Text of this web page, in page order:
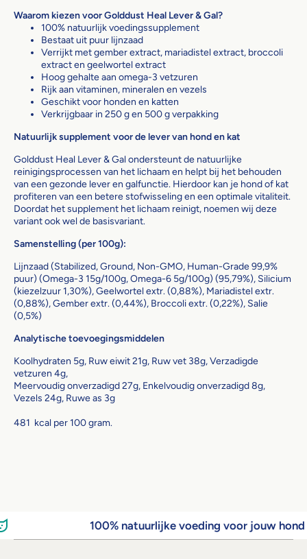
Waarom kiezen voor Golddust Heal Lever & Gal?
100% natuurlijk voedingssupplement
Bestaat uit puur lijnzaad
Verrijkt met gember extract, mariadistel extract, broccoli
extract en geelwortel extract
Hoog gehalte aan omega-3 vetzuren
Rijk aan vitaminen, mineralen en vezels
Geschikt voor honden en katten
Verkrijgbaar in 250 g en 500 g verpakking
Natuurlijk supplement voor de lever van hond en kat
Golddust Heal Lever & Gal ondersteunt de natuurlijke
reinigingsprocessen van het lichaam en helpt bij het behouden
van een gezonde lever en galfunctie. Hierdoor kan je hond of kat
profiteren van een betere stofwisseling en een optimale vitaliteit.
Doordat het supplement het lichaam reinigt, noemen wij deze
variant ook wel de basisvariant.
Samenstelling (per 100g):
Lijnzaad (Stabilized, Ground, Non-GMO, Human-Grade 99,9%
puur) (Omega-3 15g/100g, Omega-6 5g/100g) (95,79%), Silicium
(kiezelzuur 1,30%), Geelwortel extr. (0,88%), Mariadistel extr.
(0,88%), Gember extr. (0,44%), Broccoli extr. (0,22%), Salie
(0,5%)
Analytische toevoegingsmiddelen
Koolhydraten 5g, Ruw eiwit 21g, Ruw vet 38g, Verzadigde
vetzuren 4g,
Meervoudig onverzadigd 27g, Enkelvoudig onverzadigd 8g,
Vezels 24g, Ruwe as 3g
481 kcal per 100 gram.
100% natuurlijke voeding voor jouw hond